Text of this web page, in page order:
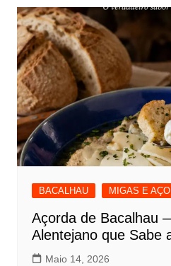
BACALHAU MIGAS E
Açorda de Bacalhau
Alentejano que Sabe
Maio 14, 2026